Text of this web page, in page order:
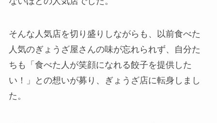
そんな人気店を切り盛りしながらも、以前食べた
人気のぎょうざ屋さんの味が忘れられず、自分た
ちも「食べた人が笑顔になれる餃子を提供した
い！」との想いが募り、ぎょうざ店に転身しまし
た。